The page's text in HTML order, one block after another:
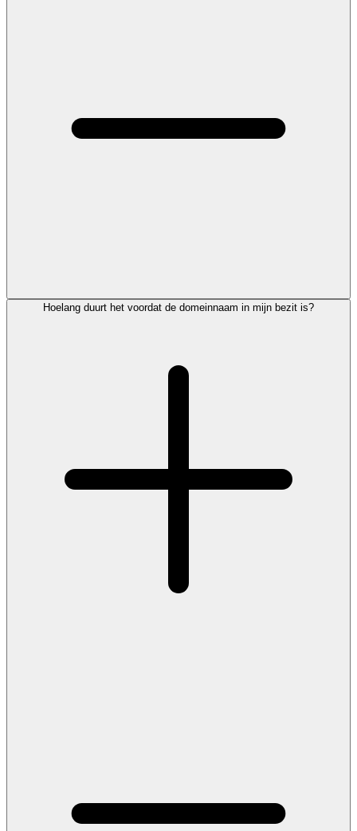
Hoelang duurt het voordat de domeinnaam in mijn bezit is?